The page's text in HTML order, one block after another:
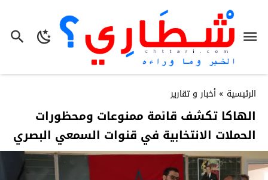
الرئيسية » أخبار و تقارير
الهاكا تكشف قائمة ممنوعات ومحظورات
الحملات الانتخابية في قنوات السمعي البصري